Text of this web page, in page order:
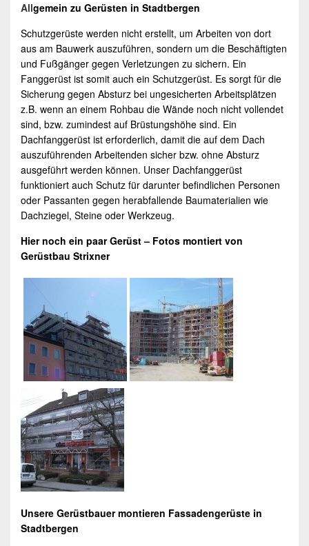
Allgemein zu Gerüsten in Stadtbergen
Schutzgerüste werden nicht erstellt, um Arbeiten von dort
aus am Bauwerk auszuführen, sondern um die Beschäftigten
und Fußgänger gegen Verletzungen zu sichern. Ein
Fanggerüst ist somit auch ein Schutzgerüst. Es sorgt für die
Sicherung gegen Absturz bei ungesicherten Arbeitsplätzen
z.B. wenn an einem Rohbau die Wände noch nicht vollendet
sind, bzw. zumindest auf Brüstungshöhe sind. Ein
Dachfanggerüst ist erforderlich, damit die auf dem Dach
auszuführenden Arbeitenden sicher bzw. ohne Absturz
ausgeführt werden können. Unser Dachfanggerüst
funktioniert auch Schutz für darunter befindlichen Personen
oder Passanten gegen herabfallende Baumaterialien wie
Dachziegel, Steine oder Werkzeug.
Hier noch ein paarGerüst– Fotos montiert von
Gerüstbau Strixner
Unsere Gerüstbauer montieren Fassadengerüste in
Stadtbergen